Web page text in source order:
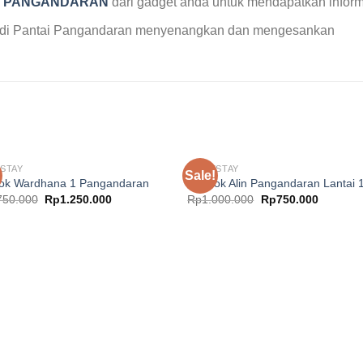
Pantai Pangandaran menyenangkan dan mengesankan
Wardhana 1 Pangandaran
Original
price
Rp1.250.000Current
Sale!
HOMESTAY
Pondok Alin Pangandaran Lantai 1
Rp1.000.000
Original
price
Rp750.000Current